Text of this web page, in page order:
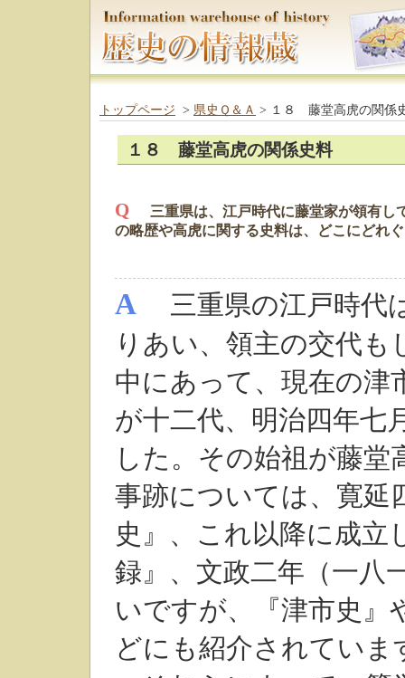
トップページ > 県史Ｑ＆Ａ > １８ 藤堂高虎の関係
１８ 藤堂高虎の関係史料
Q
三重県は、江戸時代に藤堂家が領有し
の略歴や高虎に関する史料は、どこにどれ
A
三重県の江戸時代
りあい、領主の交代
中にあって、現在の津
が十二代、明治四年七
した。その始祖が藤堂
事跡については、寛延
史』、これ以降に成立
録』、文政二年（一八
いですが、『津市史』
どにも紹介されていま